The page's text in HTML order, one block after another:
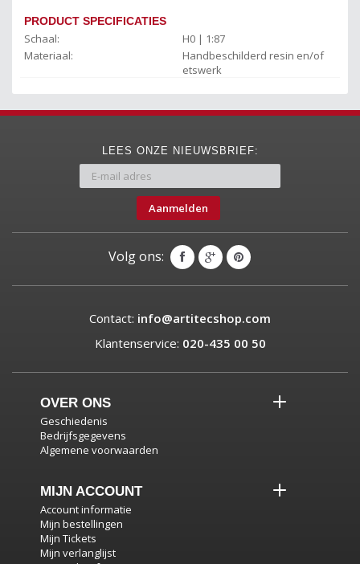
PRODUCT SPECIFICATIES
Schaal:
H0 | 1:87
Materiaal:
Handbeschilderd resin en/of
etswerk
LEES ONZE NIEUWSBRIEF:
Aanmelden
Volg ons:
Contact: info@artitecshop.com
Klantenservice: 020-435 00 50
OVER ONS
Geschiedenis
Bedrijfsgegevens
Algemene voorwaarden
MIJN ACCOUNT
Account informatie
Mijn bestellingen
Mijn Tickets
Mijn verlanglijst